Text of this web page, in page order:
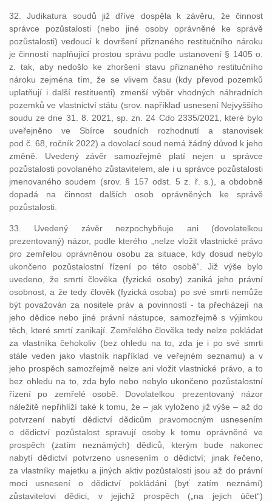
32. Judikatura soudů již dříve dospěla k závěru, že činnost
správce pozůstalosti (nebo jiné osoby oprávněné ke správě
pozůstalosti) vedoucí k dovršení přiznaného restitučního nároku
je činností naplňující prostou správu podle ustanovení § 1405 o.
z. tak, aby nedošlo ke zhoršení stavu přiznaného restitučního
nároku zejména tím, že se vlivem času (kdy převod pozemků
uplatňují i další restituenti) zmenší výběr vhodných náhradních
pozemků ve vlastnictví státu (srov. například usnesení Nejvyššího
soudu ze dne 31. 8. 2021, sp. zn. 24 Cdo 2335/2021, které bylo
uveřejněno ve Sbírce soudních rozhodnutí a stanovisek
pod č. 68, ročník 2022) a dovolací soud nemá žádný důvod k jeho
změně. Uvedený závěr samozřejmě platí nejen u správce
pozůstalosti povolaného zůstavitelem, ale i u správce pozůstalosti
jmenovaného soudem (srov. § 157 odst. 5 z. ř. s.), a obdobně
dopadá na činnost dalších osob oprávněných ke správě
pozůstalosti.
33. Uvedený závěr nezpochybňuje ani (dovolatelkou
prezentovaný) názor, podle kterého „nelze vložit vlastnické právo
pro zemřelou oprávněnou osobu za situace, kdy dosud nebylo
ukončeno pozůstalostní řízení po této osobě“. Již výše bylo
uvedeno, že smrtí člověka (fyzické osoby) zaniká jeho právní
osobnost, a že tedy člověk (fyzická osoba) po své smrti nemůže
být považován za nositele práv a povinností - ta přecházejí na
jeho dědice nebo jiné právní nástupce, samozřejmě s výjimkou
těch, které smrtí zanikají. Zemřelého člověka tedy nelze pokládat
za vlastníka čehokoliv (bez ohledu na to, zda je i po své smrti
stále veden jako vlastník například ve veřejném seznamu) a v
jeho prospěch samozřejmě nelze ani vložit vlastnické právo, a to
bez ohledu na to, zda bylo nebo nebylo ukončeno pozůstalostní
řízení po zemřelé osobě. Dovolatelkou prezentovaný názor
náležitě nepřihlíží také k tomu, že – jak vyloženo již výše – až do
potvrzení nabytí dědictví dědicům pravomocným usnesením
o dědictví pozůstalost spravují osoby k tomu oprávněné ve
prospěch (zatím neznámých) dědiců, kterým bude nakonec
nabytí dědictví potvrzeno usnesením o dědictví; jinak řečeno,
za vlastníky majetku a jiných aktiv pozůstalosti jsou až do právní
moci usnesení o dědictví pokládáni (byť zatím neznámí)
zůstavitelovi dědici, v jejichž prospěch („na jejich účet“)